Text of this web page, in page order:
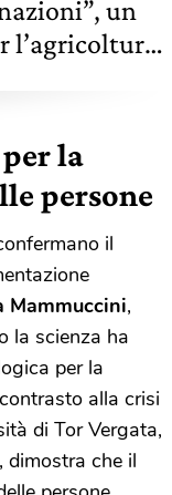
un
l’agricoltura
la
persone
il
Mammuccini,
la scienza ha
per la
alla crisi
di Tor Vergata,
dimostra che il